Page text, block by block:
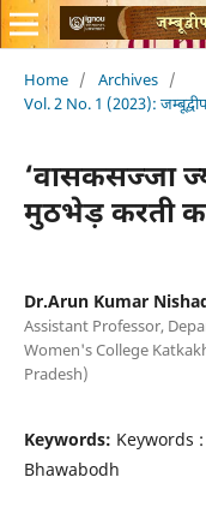
Home / Archives /
Vol. 2 No. 1 (2023):
‘वासकसज्जा
मुठभेड़ करती
Dr.Arun Kumar
Assistant Professor,
Women's College
Pradesh)
Keywords: Keywords
Bhawabodh